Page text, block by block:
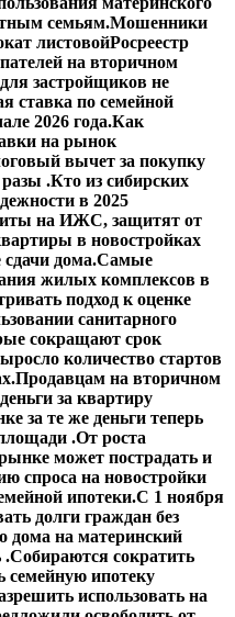
семьям.Мошенники
листовойРосреестр
на вторичном
застройщиков не
ставка по семейной
2026 года.Как
на рынок
вычет за покупку
.Кто из сибирских
в 2025
на ИЖС, защитят от
в новостройках
сдачи дома.Самые
жилых комплексов в
подход к оценке
санитарного
сокращают срок
количество стартов
Продавцам на вторичном
за квартиру
за те же деньги теперь
.От роста
может пострадать и
спроса на новостройки
ипотеки.С 1 ноября
долги граждан без
дома на материнский
.Собираются сократить
семейную ипотеку
использовать на